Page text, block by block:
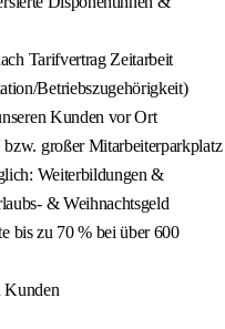
Tarifvertrag Zeitarbeit
Betriebszugehörigkeit)
Kunden vor Ort
großer Mitarbeiterparkplatz
Weiterbildungen &
& Weihnachtsgeld
bis zu 70 % bei über 600
Kunden